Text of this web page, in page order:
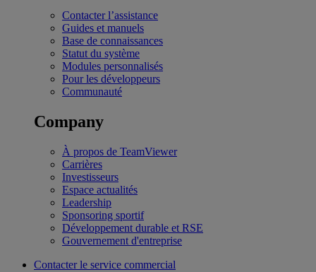
Contacter l’assistance
Guides et manuels
Base de connaissances
Statut du système
Modules personnalisés
Pour les développeurs
Communauté
Company
À propos de TeamViewer
Carrières
Investisseurs
Espace actualités
Leadership
Sponsoring sportif
Développement durable et RSE
Gouvernement d'entreprise
Contacter le service commercial